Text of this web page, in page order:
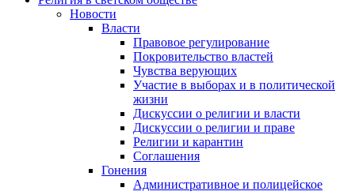
Новости
Власти
Правовое регулирование
Покровительство властей
Чувства верующих
Участие в выборах и в политической
жизни
Дискуссии о религии и власти
Дискуссии о религии и праве
Религии и карантин
Соглашения
Гонения
Административное и полицейское